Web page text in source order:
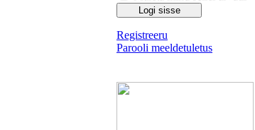
Registreeru
Parooli meeldetuletus